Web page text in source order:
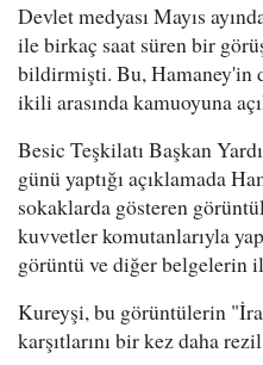
Devlet medyası Mayıs
ile birkaç saat süren bir
bildirmişti. Bu, Hamaney'in
ikili arasında kamuoyuna
Besic Teşkilatı Başkan
günü yaptığı açıklamada
sokaklarda gösteren
kuvvetler komutanlarıyla
görüntü ve diğer belgelerin
Kureyşi, bu görüntülerin
karşıtlarını bir kez daha